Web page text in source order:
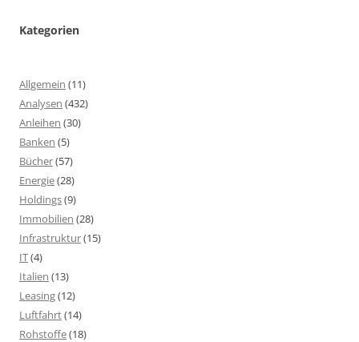
Kategorien
Allgemein (11)
Analysen (432)
Anleihen (30)
Banken (5)
Bücher(57)
Energie(28)
Holdings(9)
Immobilien (28)
Infrastruktur(15)
IT(4)
Italien (13)
Leasing(12)
Luftfahrt(14)
Rohstoffe(18)